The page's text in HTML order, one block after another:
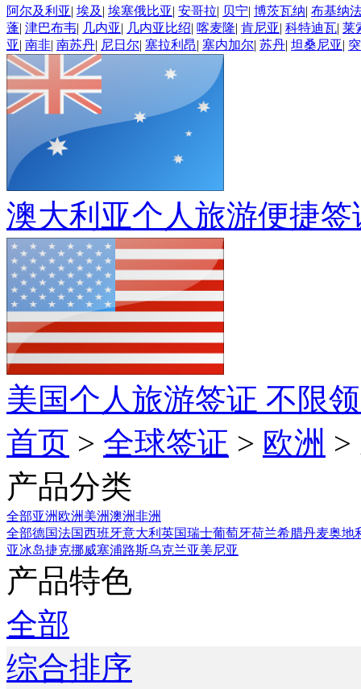
阿尔及利亚| 埃及 | 埃塞俄比亚| 安哥拉| 贝宁| 博茨瓦纳| 布基纳
蓬| 津巴布韦| 几内亚| 几内亚比绍| 喀麦隆| 肯尼亚| 科特迪瓦| 莱
亚| 南非| 南苏丹| 尼日尔| 塞拉利昂| 塞内加尔| 苏丹| 坦桑尼亚|
澳大利亚个人旅游便捷
美国个人旅游签证 不限
首页 > 全球签证 > 欧洲 >
产品分类
全部亚洲 欧洲 美洲澳洲非洲
全部德国法国西班牙意大利 英国瑞士葡萄牙荷兰希腊丹麦奥地
亚冰岛捷克挪威塞浦路斯乌克兰亚美尼亚
产品特色
全部
综合排序